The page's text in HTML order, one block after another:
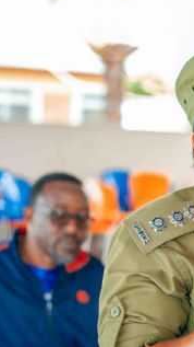
WRRB YAJA NA
HABARI ZILIZOPEWA
TPDC YARIDHISHWA
NHIF: BIMA YA AFYA
LONDO AIPONGEZA
TBS YASISITIZA
MRADI WA KITUO